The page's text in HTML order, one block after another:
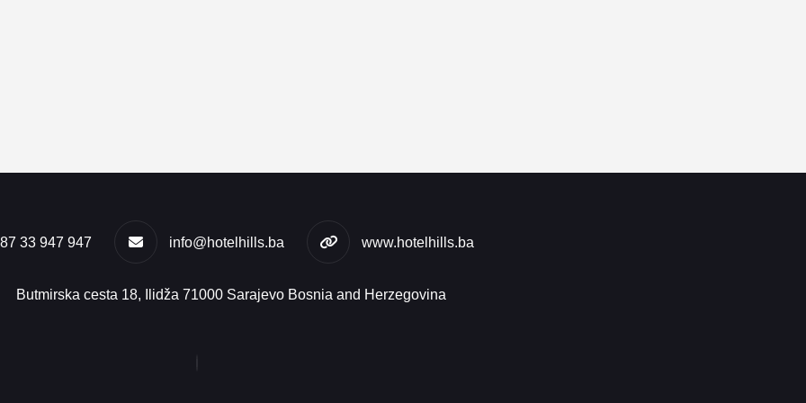
33 947 947 info@hotelhills.ba www.hotelhills.ba
Butmirska cesta 18, Ilidža 71000 Sarajevo Bosnia and Herzegovina